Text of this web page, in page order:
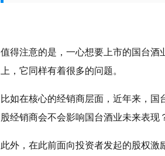
值得注意的是，一心想要上市的国台
上，它同样有着很多的问题。
比如在核心的经销商层面，近年来，
股经销商会不会影响国台酒业未来表现
此外，在此前面向投资者发起的股权激